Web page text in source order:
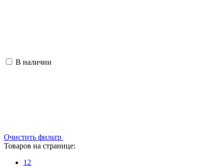
В наличии
Очистить фильтр
Товаров на странице:
12